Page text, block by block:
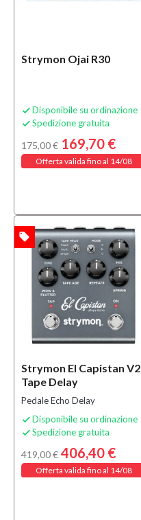
Strymon Ojai R30
 Disponibile su ordinazione
 Spedizione gratuita
175,00 € 169,70 €
Offerta valida fino al 14/08
Strymon El Capistan V2
Tape Delay
Pedale Echo Delay
 Disponibile su ordinazione
 Spedizione gratuita
419,00 € 406,40 €
Offerta valida fino al 14/08
local_offer